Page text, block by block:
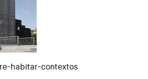
habitar-contextos